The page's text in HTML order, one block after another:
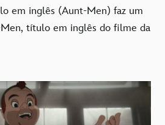
em inglês (Aunt-Men) faz um
título em inglês do filme da